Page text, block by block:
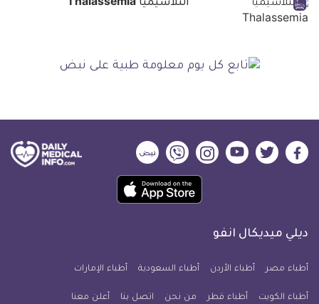
الثلاسيميا Thalassemia
ديلي
فيسبوك
ديلي
تويتر
ديلي
ميديكال
يوتيوب
ديلي
ميديكال
انفو
ديلي
ميديكال
انفو
ديلي
ميديكال
انفو
حمل
تطبيق
معلومة
للآيفون
ديلي ميديكال انفو
أطباء مصر أطباء الأردن أطباء السعودية أطباء الإمارات
أطباء الكويت أطباء قطر من نحن اتصل بنا أعلن معنا